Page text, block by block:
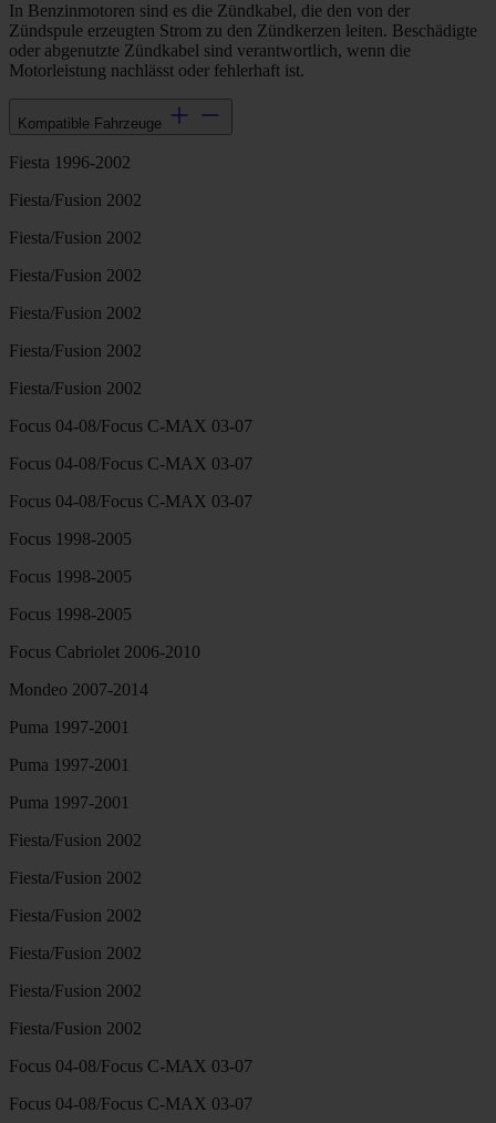
In Benzinmotoren sind es die Zündkabel, die den von der
Zündspule erzeugten Strom zu den Zündkerzen leiten. Beschädigte
oder abgenutzte Zündkabel sind verantwortlich, wenn die
Motorleistung nachlässt oder fehlerhaft ist.
Kompatible Fahrzeuge
Fiesta 1996-2002
Fiesta/Fusion 2002
Fiesta/Fusion 2002
Fiesta/Fusion 2002
Fiesta/Fusion 2002
Fiesta/Fusion 2002
Fiesta/Fusion 2002
Focus 04-08/Focus C-MAX 03-07
Focus 04-08/Focus C-MAX 03-07
Focus 04-08/Focus C-MAX 03-07
Focus 1998-2005
Focus 1998-2005
Focus 1998-2005
Focus Cabriolet 2006-2010
Mondeo 2007-2014
Puma 1997-2001
Puma 1997-2001
Puma 1997-2001
Fiesta/Fusion 2002
Fiesta/Fusion 2002
Fiesta/Fusion 2002
Fiesta/Fusion 2002
Fiesta/Fusion 2002
Fiesta/Fusion 2002
Focus 04-08/Focus C-MAX 03-07
Focus 04-08/Focus C-MAX 03-07